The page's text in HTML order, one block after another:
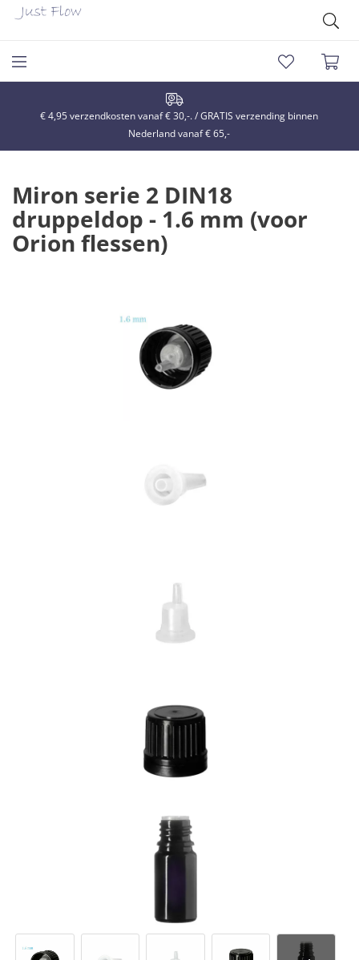
€ 4,95 verzendkosten vanaf € 30,-. / GRATIS verzending binnen
Nederland vanaf € 65,-
Miron serie 2 DIN18
druppeldop - 1.6 mm (voor
Orion flessen)